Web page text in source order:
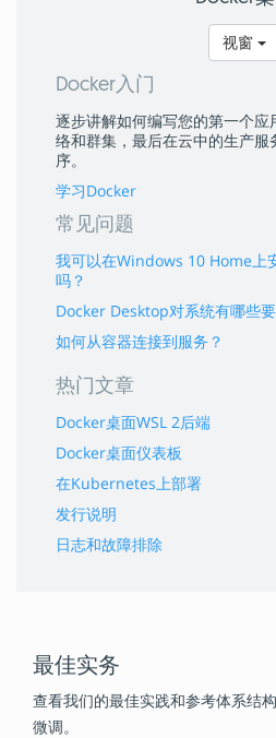
视窗
Docker入门
逐步讲解如何编写您的第一个应
络和群集，最后在云中的生产服
序。
学习Docker
常见问题
我可以在Windows 10 Home上
吗？
Docker Desktop对系统有哪些
如何从容器连接到服务？
热门文章
Docker桌面WSL 2后端
Docker桌面仪表板
在Kubernetes上部署
发行说明
日志和故障排除
最佳实务
查看我们的最佳实践和参考体系结
微调。